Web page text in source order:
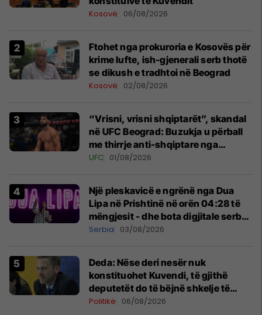
Kosovë 06/08/2026
Ftohet nga prokuroria e Kosovës për
krime lufte, ish-gjenerali serb thotë
se dikush e tradhtoi në Beograd
Kosovë 02/08/2026
“Vrisni, vrisni shqiptarët”, skandal
në UFC Beograd: Buzukja u përball
me thirrje anti-shqiptare nga
tribunat
UFC 01/08/2026
Një pleskavicë e ngrënë nga Dua
Lipa në Prishtinë në orën 04:28 të
mëngjesit - dhe bota digjitale serbe
shpall gjendjen e luftës
Serbia 03/08/2026
Deda: Nëse deri nesër nuk
konstituohet Kuvendi, të gjithë
deputetët do të bëjnë shkelje të
rëndë kushtetuese
Politikë 06/08/2026